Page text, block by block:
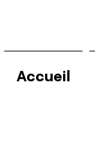
Accueil